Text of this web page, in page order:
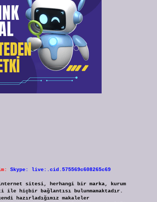
Skype: live:.cid.575569c608265c69
sitesi, herhangi bir marka, kurum
ile hiçbir bağlantısı bulunmamaktadır.
hazırladığımız makaleler